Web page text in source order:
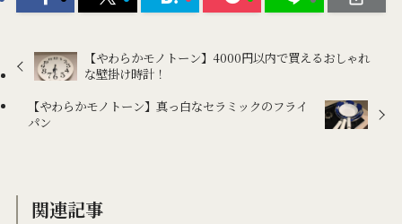
【やわらかモノトーン】4000円以内で買えるおしゃれ
な壁掛け時計！
【やわらかモノトーン】真っ白なセラミックのフライ
パン
関連記事